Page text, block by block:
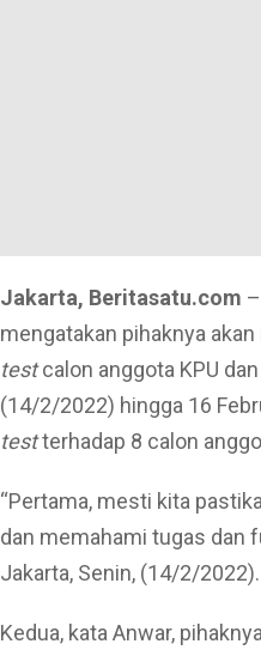
Jakarta, Beritasatu.com
mengatakan pihaknya
testcalon anggota KPU
(14/2/2022) hingga 16
testterhadap 8 calon
“Pertama, mesti kita
dan memahami tugas dan
Jakarta, Senin, (14/2/2022).
Kedua, kata Anwar,